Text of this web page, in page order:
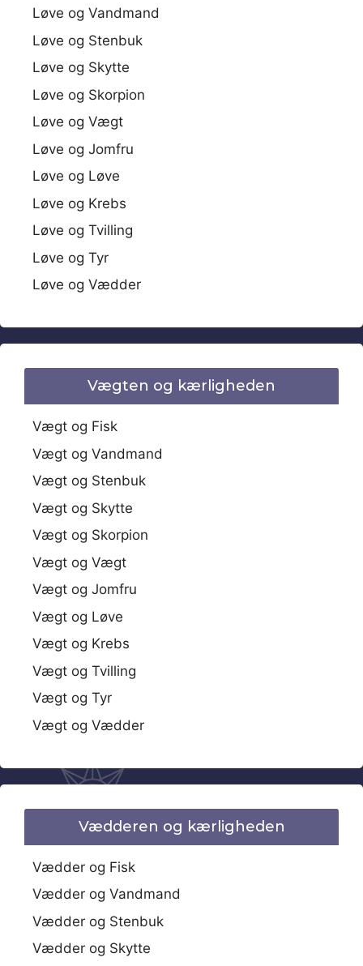
Løve og Vandmand
Løve og Stenbuk
Løve og Skytte
Løve og Skorpion
Løve og Vægt
Løve og Jomfru
Løve og Løve
Løve og Krebs
Løve og Tvilling
Løve og Tyr
Løve og Vædder
Vægten og kærligheden
Vægt og Fisk
Vægt og Vandmand
Vægt og Stenbuk
Vægt og Skytte
Vægt og Skorpion
Vægt og Vægt
Vægt og Jomfru
Vægt og Løve
Vægt og Krebs
Vægt og Tvilling
Vægt og Tyr
Vægt og Vædder
Vædderen og kærligheden
Vædder og Fisk
Vædder og Vandmand
Vædder og Stenbuk
Vædder og Skytte